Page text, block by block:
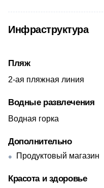
Инфраструктура
Пляж
2-ая пляжная линия
Водные развлечения
Водная горка
Дополнительно
Продуктовый магазин
Красота и здоровье